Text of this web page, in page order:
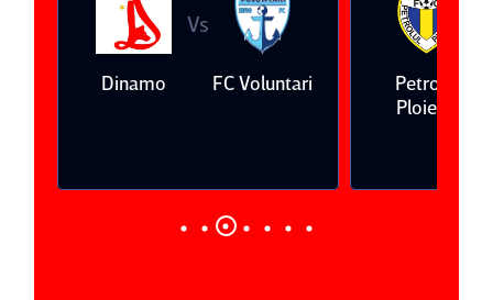
Dinamo
Vs
FC Voluntari
Petrolul
Ploieşti